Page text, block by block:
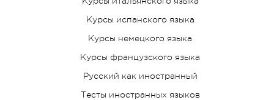
Курсы испанского языка
Курсы немецкого языка
Курсы французского языка
Русский как иностранный
Тесты иностранных языков